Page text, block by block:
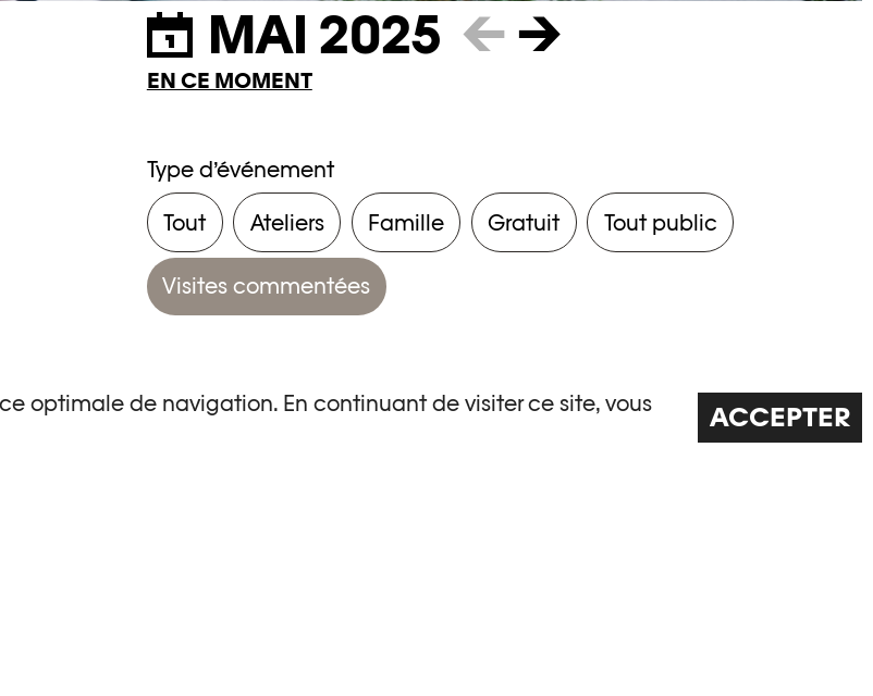
optimale de navigation. En continuant de visiter ce site, vous
ACCEPTER
MAI 2025 ← →
EN CE MOMENT
Type d’événement
Tout Ateliers Famille Gratuit Tout public
Visites commentées